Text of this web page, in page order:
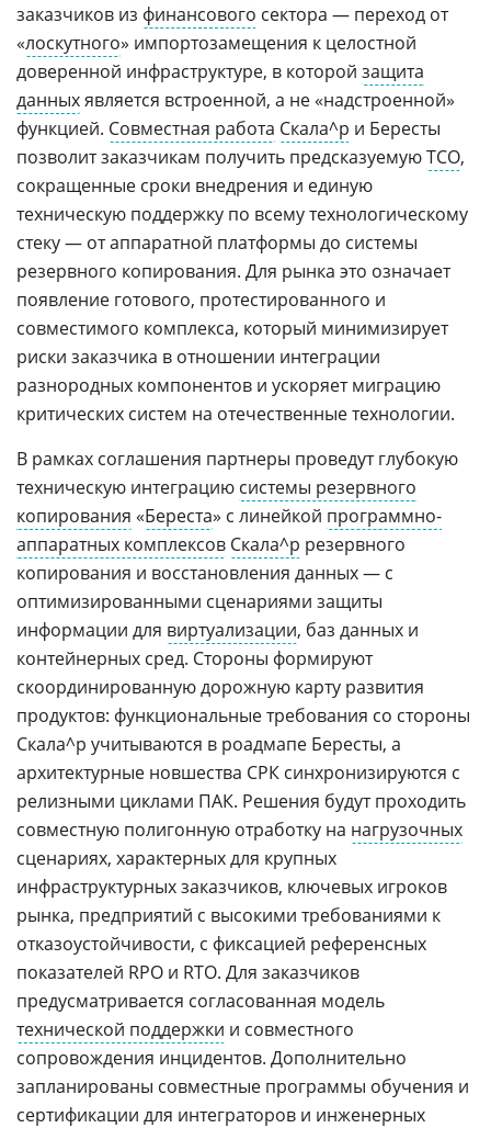
заказчиков из финансового сектора — переход от
«лоскутного» импортозамещения к целостной
доверенной инфраструктуре, в которой защита
данныхявляется встроенной, а не «надстроенной»
функцией. Совместная работа Скала^р и Бересты
позволит заказчикам получить предсказуемуюTCO,
сокращенные сроки внедрения и единую
техническую поддержку по всему технологическому
стеку — от аппаратной платформы до системы
резервного копирования. Для рынка это означает
появление готового, протестированного и
совместимого комплекса, который минимизирует
риски заказчика в отношении интеграции
разнородных компонентов и ускоряет миграцию
критических систем на отечественные технологии.
В рамках соглашения партнеры проведут глубокую
техническую интеграцию системы резервного
копирования «Береста» с линейкой программно-
аппаратных комплексов Скала^р резервного
копирования и восстановления данных — с
оптимизированными сценариями защиты
информации для виртуализации, баз данных и
контейнерных сред. Стороны формируют
скоординированную дорожную карту развития
продуктов: функциональные требования со стороны
Скала^р учитываются в роадмапе Бересты, а
архитектурные новшества СРК синхронизируются с
релизными циклами ПАК. Решения будут проходить
совместную полигонную отработку на нагрузочных
сценариях, характерных для крупных
инфраструктурных заказчиков, ключевых игроков
рынка, предприятий с высокими требованиями к
отказоустойчивости, с фиксацией референсных
показателей RPO и RTO. Для заказчиков
предусматривается согласованная модель
технической поддержки и совместного
сопровождения инцидентов. Дополнительно
запланированы совместные программы обучения и
сертификации для интеграторов и инженерных